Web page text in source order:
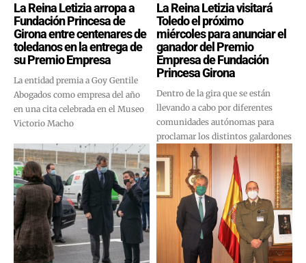
La Reina Letizia arropa a
Fundación Princesa de
Girona entre centenares de
toledanos en la entrega de
su Premio Empresa
La entidad premia a Goy Gentile
Abogados como empresa del año
en una cita celebrada en el Museo
Victorio Macho
La Reina Letizia visitará
Toledo el próximo
miércoles para anunciar el
ganador del Premio
Empresa de Fundación
Princesa Girona
Dentro de la gira que se están
llevando a cabo por diferentes
comunidades autónomas para
proclamar los distintos galardones